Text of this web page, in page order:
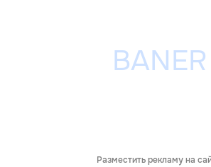
Разместить рекламу на